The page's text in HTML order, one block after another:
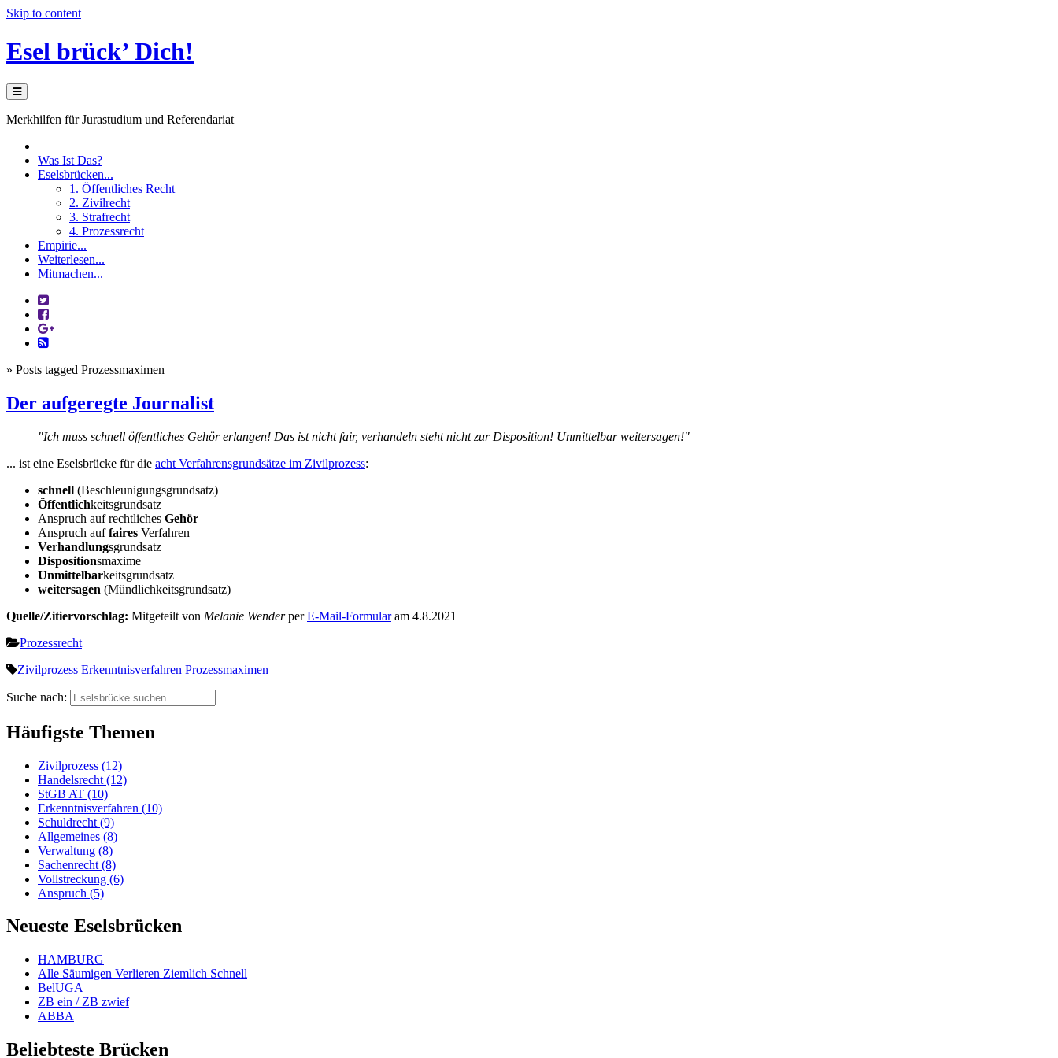
Skip to content
Esel brück’ Dich!
Merkhilfen für Jurastudium und Referendariat
Was Ist Das?
Eselsbrücken...
1. Öffentliches Recht
2. Zivilrecht
3. Strafrecht
4. Prozessrecht
Empirie...
Weiterlesen...
Mitmachen...
» Posts tagged Prozessmaximen
Der aufgeregte Journalist
"Ich muss schnell öffentliches Gehör erlangen! Das ist nicht fair, verhandeln steht nicht zur Disposition! Unmittelbar weitersagen!"
... ist eine Eselsbrücke für die acht Verfahrensgrundsätze im Zivilprozess:
schnell (Beschleunigungsgrundsatz)
Öffentlichkeitsgrundsatz
Anspruch auf rechtliches Gehör
Anspruch auffaires Verfahren
Verhandlungsgrundsatz
Dispositionsmaxime
Unmittelbarkeitsgrundsatz
weitersagen (Mündlichkeitsgrundsatz)
Quelle/Zitiervorschlag: Mitgeteilt von Melanie WenderperE-Mail-Formularam 4.8.2021
Prozessrecht
Zivilprozess Erkenntnisverfahren Prozessmaximen
Suche nach:
Häufigste Themen
Zivilprozess (12)
Handelsrecht (12)
StGB AT (10)
Erkenntnisverfahren (10)
Schuldrecht (9)
Allgemeines (8)
Verwaltung (8)
Sachenrecht (8)
Vollstreckung (6)
Anspruch (5)
Neueste Eselsbrücken
HAMBURG
Alle Säumigen Verlieren Ziemlich Schnell
BelUGA
ZB ein / ZB zwief
ABBA
Beliebteste Brücken